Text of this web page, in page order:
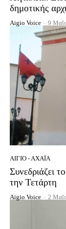
δημοτικής
Aigio Voice - 9
ΑΊΓΙΟ - ΑΧΑΪ́Α
Συνεδριάζει
την Τετάρτη
Aigio Voice - 2